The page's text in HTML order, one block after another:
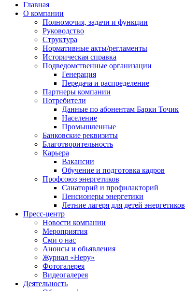
Главная
О компании
Полномочия, задачи и функции
Руководство
Структура
Нормативные акты/регламенты
Историческая справка
Подведомственные организации
Генерация
Передача и распределение
Партнеры компании
Потребители
Данные по абонентам Барки Точик
Население
Промышленные
Банковские реквизиты
Благотворительность
Карьера
Вакансии
Обучение и подготовка кадров
Профсоюз энергетиков
Санаторий и профилакторий
Пенсионеры энергетики
Летние лагеря для детей энергетиков
Пресс-центр
Новости компании
Мероприятия
Сми о нас
Анонсы и обьявления
Журнал «Неру»
Фотогалерея
Видеогалерея
Деятельность